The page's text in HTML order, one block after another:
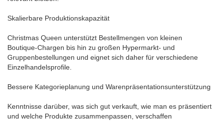
Skalierbare Produktionskapazität
Christmas Queen unterstützt Bestellmengen von kleinen
Boutique-Chargen bis hin zu großen Hypermarkt- und
Gruppenbestellungen und eignet sich daher für verschiedene
Einzelhandelsprofile.
Bessere Kategorieplanung und Warenpräsentationsunterstützung
Kenntnisse darüber, was sich gut verkauft, wie man es präsentiert
und welche Produkte zusammenpassen, verschaffen